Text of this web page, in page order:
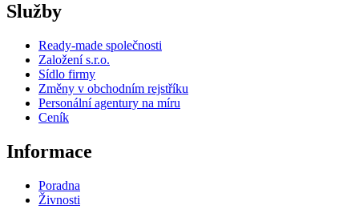
Služby
Ready-made společnosti
Založení s.r.o.
Sídlo firmy
Změny v obchodním rejstříku
Personální agentury na míru
Ceník
Informace
Poradna
Živnosti